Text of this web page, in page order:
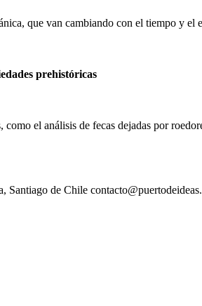
que van cambiando con el tiempo y
prehistóricas
el análisis de fecas dejadas por
Santiago de Chile